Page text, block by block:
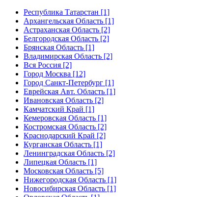
Республика Татарстан [1]
Архангельская Область [1]
Астраханская Область [2]
Белгородская Область [2]
Брянская Область [1]
Владимирская Область [2]
Вся Россия [2]
Город Москва [12]
Город Санкт-Петербург [1]
Еврейская Авт. Область [1]
Ивановская Область [2]
Камчатский Край [1]
Кемеровская Область [1]
Костромская Область [2]
Краснодарский Край [2]
Курганская Область [1]
Ленинградская Область [2]
Липецкая Область [1]
Московская Область [5]
Нижегородская Область [1]
Новосибирская Область [1]